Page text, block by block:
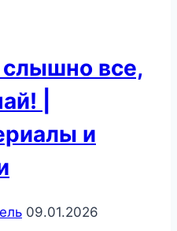
все,
|
и
09.01.2026